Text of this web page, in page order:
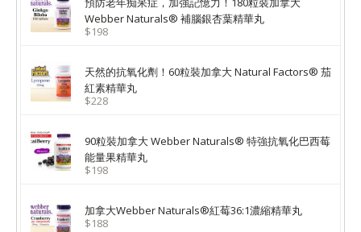
Webber Naturals® 補腦銀杏葉精華丸
$198
天然的抗氧化劑！60粒裝加拿大 Natural Factors® 茄
紅素精華丸
$228
90粒裝加拿大 Webber Naturals® 特強抗氧化巴西莓
能量果精華丸
$198
加拿大Webber Naturals®紅莓36:1濃縮精華丸
$188